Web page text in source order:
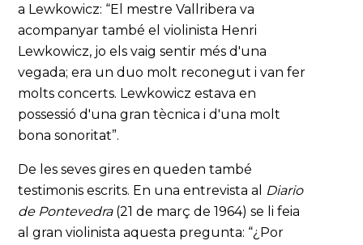
a Lewkowicz: “El mestre Vallribera va
acompanyar també el violinista Henri
Lewkowicz, jo els vaig sentir més d'una
vegada; era un duo molt reconegut i van fer
molts concerts. Lewkowicz estava en
possessió d'una gran tècnica i d'una molt
bona sonoritat”.
De les seves gires en queden també
testimonis escrits. En una entrevista al Diario
de Pontevedra(21 de març de 1964) se li feia
al gran violinista aquesta pregunta: “¿Por